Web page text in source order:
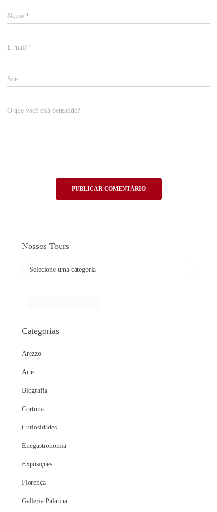
Nome *
E-mail *
Site
O que você está pensando?
Nossos Tours
Categorias
Arezzo
Arte
Biografia
Cortona
Curiosidades
Enogastronomia
Exposições
Florença
Galleria Palatina